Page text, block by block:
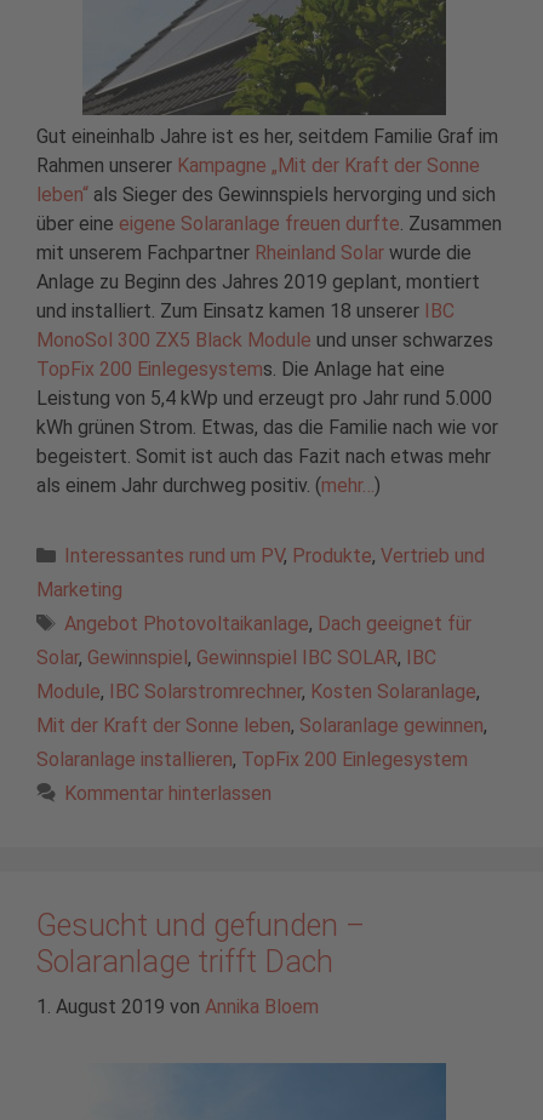
Gut eineinhalb Jahre ist es her, seitdem Familie Graf im
Rahmen unserer Kampagne „Mit der Kraft der Sonne
leben“ als Sieger des Gewinnspiels hervorging und sich
über eine eigene Solaranlage freuen durfte. Zusammen
mit unserem Fachpartner Rheinland Solar wurde die
Anlage zu Beginn des Jahres 2019 geplant, montiert
und installiert. Zum Einsatz kamen 18 unserer
IBC
MonoSol 300 ZX5 Black Module und unser schwarzes
TopFix 200 Einlegesystems. Die Anlage hat eine
Leistung von 5,4 kWp und erzeugt pro Jahr rund 5.000
kWh grünen Strom. Etwas, das die Familie nach wie vor
begeistert. Somit ist auch das Fazit nach etwas mehr
als einem Jahr durchweg positiv. (mehr…)
Kategorien
Interessantes rund um PV, Produkte, Vertrieb und
Marketing
Schlagwörter
Angebot Photovoltaikanlage, Dach geeignet für
Solar, Gewinnspiel , Gewinnspiel IBC SOLAR,
IBC
Module, IBC Solarstromrechner, Kosten Solaranlage,
Mit der Kraft der Sonne leben, Solaranlage gewinnen,
Solaranlage installieren, TopFix 200 Einlegesystem
Kommentar hinterlassen
Gesucht und gefunden –
Solaranlage trifft Dach
1. August 2019 von Annika Bloem